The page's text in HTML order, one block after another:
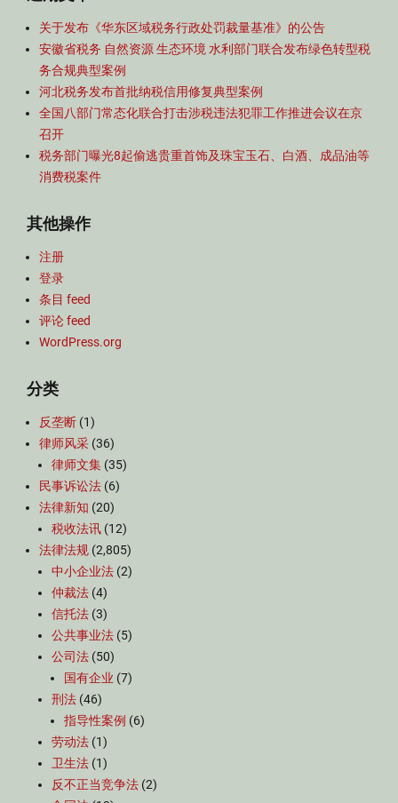
关于发布《华东区域税务行政处罚裁量基准》的公告
安徽省税务 自然资源 生态环境 水利部门联合发布绿色转型税
务合规典型案例
河北税务发布首批纳税信用修复典型案例
全国八部门常态化联合打击涉税违法犯罪工作推进会议在京
召开
税务部门曝光8起偷逃贵重首饰及珠宝玉石、白酒、成品油等
消费税案件
其他操作
注册
登录
条目 feed
评论 feed
WordPress.org
分类
反垄断 (1)
律师风采 (36)
律师文集 (35)
民事诉讼法 (6)
法律新知 (20)
税收法讯 (12)
法律法规 (2,805)
中小企业法 (2)
仲裁法 (4)
信托法 (3)
公共事业法 (5)
公司法 (50)
国有企业 (7)
刑法 (46)
指导性案例 (6)
劳动法 (1)
卫生法 (1)
反不正当竞争法 (2)